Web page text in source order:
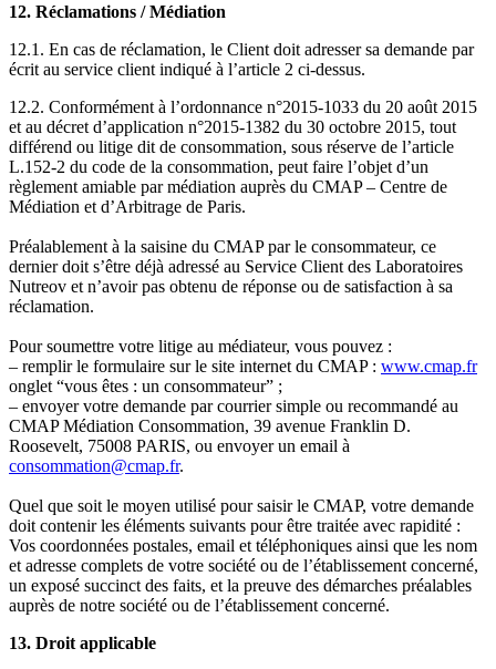
12. Réclamations / Médiation
12.1. En cas de réclamation, le Client doit adresser sa demande par
écrit au service client indiqué à l’article 2 ci-dessus.
12.2. Conformément à l’ordonnance n°2015-1033 du 20 août 2015
et au décret d’application n°2015-1382 du 30 octobre 2015, tout
différend ou litige dit de consommation, sous réserve de l’article
L.152-2 du code de la consommation, peut faire l’objet d’un
règlement amiable par médiation auprès du CMAP – Centre de
Médiation et d’Arbitrage de Paris.
Préalablement à la saisine du CMAP par le consommateur, ce
dernier doit s’être déjà adressé au Service Client des Laboratoires
Nutreov et n’avoir pas obtenu de réponse ou de satisfaction à sa
réclamation.
Pour soumettre votre litige au médiateur, vous pouvez :
– remplir le formulaire sur le site internet du CMAP : www.cmap.fr
onglet “vous êtes : un consommateur” ;
– envoyer votre demande par courrier simple ou recommandé au
CMAP Médiation Consommation, 39 avenue Franklin D.
Roosevelt, 75008 PARIS, ou envoyer un email à
consommation@cmap.fr.
Quel que soit le moyen utilisé pour saisir le CMAP, votre demande
doit contenir les éléments suivants pour être traitée avec rapidité :
Vos coordonnées postales, email et téléphoniques ainsi que les nom
et adresse complets de votre société ou de l’établissement concerné,
un exposé succinct des faits, et la preuve des démarches préalables
auprès de notre société ou de l’établissement concerné.
13. Droit applicable